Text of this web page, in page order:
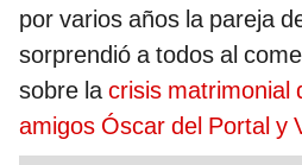
por varios años la pareja
sorprendió a todos al
sobre lacrisis matrimonial
amigos Óscar del Portal y